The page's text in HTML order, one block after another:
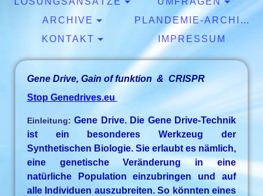
ARCHIVE
PLANDEMIE-ARCHIV
KONTAKT
IMPRESSUM
GeneDrive, Gain of funktion & CRISPR
Stop Genedrives.eu
Einleitung: Gene Drive. Die Gene Drive-Technik
ist ein besonderes Werkzeug der
Synthetischen Biologie. Sie erlaubt es nämlich,
eine genetische Veränderung in eine
natürliche Population einzubringen und auf
alle Individuen auszubreiten. So könnten eines